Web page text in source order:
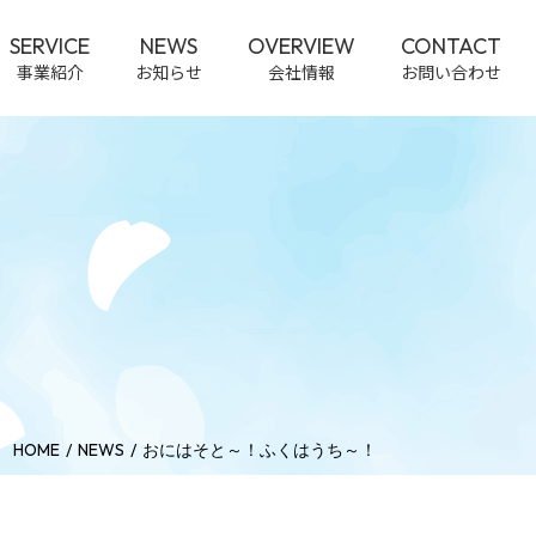
SERVICE
事業紹介
NEWS
お知らせ
OVERVIEW
会社情報
CONTACT
お問い合わせ
HOME NEWS おにはそと～！ふくはうち～！